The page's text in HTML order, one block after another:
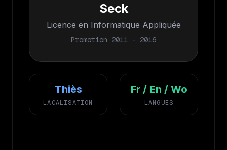
Seck
Licence en Informatique Appliquée
Promotion 2011 - 2016
Thiès
LACALISATION
Fr / En / Wo
LANGUES